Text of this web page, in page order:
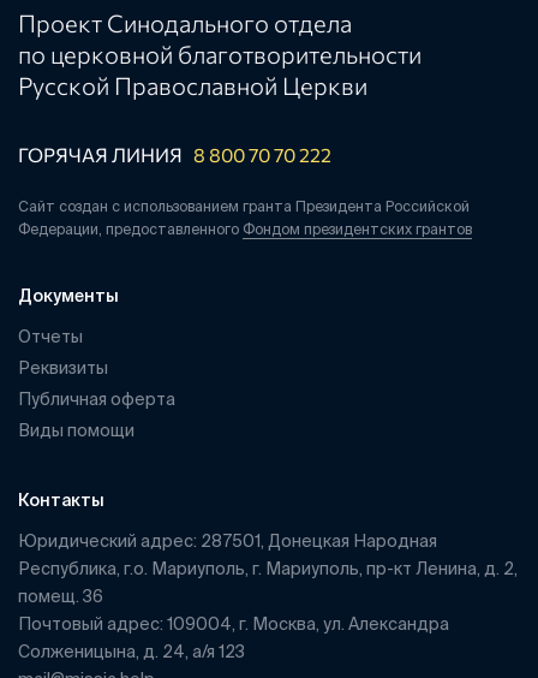
Проект Синодального отдела
по церковной благотворительности
Русской Православной Церкви
ГОРЯЧАЯ ЛИНИЯ 8 800 70 70 222
Сайт создан с использованием гранта Президента Российской
Федерации, предоставленного Фондом президентских грантов
Документы
Отчеты
Реквизиты
Публичная оферта
Виды помощи
Контакты
Юридический адрес: 287501, Донецкая Народная
Республика, г.о. Мариуполь, г. Мариуполь, пр-кт Ленина, д. 2,
помещ. 36
Почтовый адрес: 109004, г. Москва, ул. Александра
Солженицына, д. 24, а/я 123